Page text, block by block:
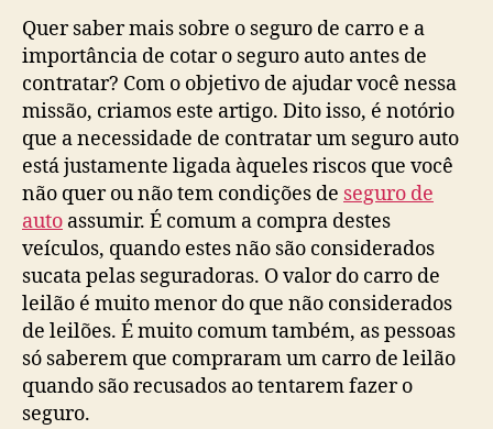
Quer saber mais sobre o seguro de carro e a
importância de cotar o seguro auto antes de
contratar? Com o objetivo de ajudar você nessa
missão, criamos este artigo. Dito isso, é notório
que a necessidade de contratar um seguro auto
está justamente ligada àqueles riscos que você
não quer ou não tem condições de seguro de
auto assumir. É comum a compra destes
veículos, quando estes não são considerados
sucata pelas seguradoras. O valor do carro de
leilão é muito menor do que não considerados
de leilões. É muito comum também, as pessoas
só saberem que compraram um carro de leilão
quando são recusados ao tentarem fazer o
seguro.